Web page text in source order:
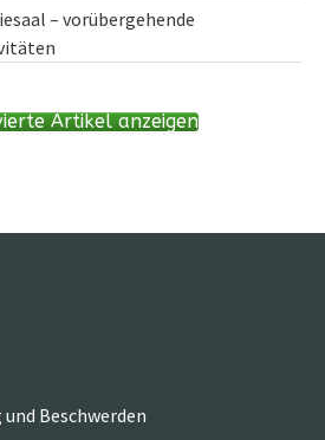
– vorübergehende
Artikel anzeigen
Beschwerden